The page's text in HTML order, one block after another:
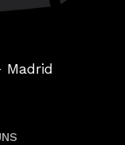
Madrid